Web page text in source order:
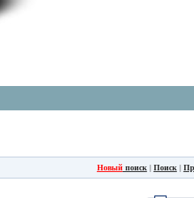
Новыйпоиск| Поиск|